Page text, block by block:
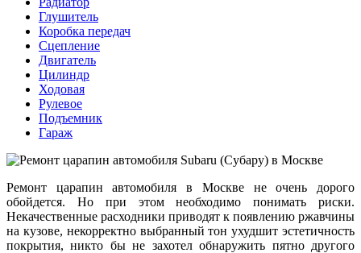
Глушитель
Коробка передач
Сцепление
Двигатель
Цилиндр
Ходовая
Рулевое
Подъемник
Гараж
Ремонт царапин автомобиля в Москве не очень дорого
обойдется. Но при этом необходимо понимать риски.
Некачественные расходники приводят к появлению ржавчины
на кузове, некорректно выбранный тон ухудшит эстетичность
покрытия, никто бы не захотел обнаружить пятно другого